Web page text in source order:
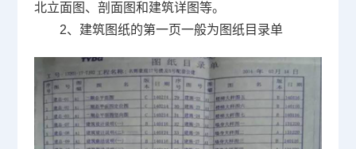
北立面图、剖面图和建筑详图等。
2、建筑图纸的第一页一般为图纸目录单